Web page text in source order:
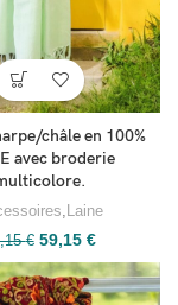
châle en 100%
avec broderie
Laine
€ 59,15 €